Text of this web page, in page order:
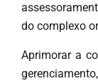
do complexo
Aprimorar a